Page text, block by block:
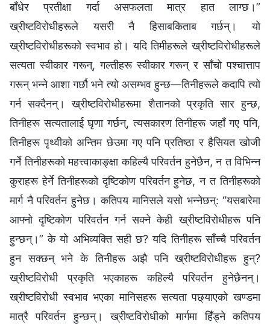
बाँधेर प्रतीक्षा गर्दा असफलता मात्र हात लाग्छ।”
ख्रीष्टविरोधीहरूले यसरी नै हिसाबकिताब गर्छन्। यो
ख्रीष्टविरोधीहरूको स्वभाव हो। यदि तिमीहरूले ख्रीष्टविरोधीहरूले
सत्यता स्वीकार गरून्, गल्तीहरू स्वीकार गरून् र साँचो पश्‍चात्ताप
गरून् भन्‍ने आशा गर्छौ भने त्यो असम्‍भव हुन्छ—तिनीहरूले कदापि त्यो
गर्न सक्दैनन्। ख्रीष्टविरोधीहरूमा शैतानको प्रकृति सार हुन्छ,
तिनीहरू सत्यतालाई घृणा गर्छन्, त्यसकारण तिनीहरू जहाँ गए पनि,
तिनीहरू पृथ्वीको अन्तिम छेउमा गए पनि प्रतिष्ठा र हैसियत खोजी
गर्ने तिनीहरूको महत्त्वाकाङ्क्षा कहिल्यै परिवर्तन हुनेछैन, न त विभिन्‍न
कुराहरू हेर्ने तिनीहरूको दृष्टिकोण परिवर्तन हुनेछ, न त तिनीहरूको
मार्ग नै परिवर्तन हुनेछ। कतिपय मानिसले यसो भन्‍नेछन्: “यसबारेमा
आफ्नो दृष्टिकोण परिवर्तन गर्न सक्‍ने केही ख्रीष्टविरोधीहरू पनि
हुन्छन्।” के यो अभिव्यक्ति सही छ? यदि तिनीहरू साँच्‍चै परिवर्तन
हुन सक्छन् भने के तिनीहरू अझै पनि ख्रीष्टविरोधीहरू हुन्?
ख्रीष्टविरोधी प्रकृति भएकाहरू कहिल्यै परिवर्तन हुनेछैनन्।
ख्रीष्टविरोधी स्वभाव भएका मानिसहरू सत्यता पछ्याएको खण्डमा
मात्रै परिवर्तन हुन्छन्। ख्रीष्टविरोधीको मार्गमा हिँड्ने कतिपय